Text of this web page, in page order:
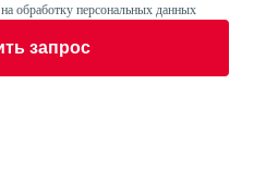
обработку персональных данных
запрос